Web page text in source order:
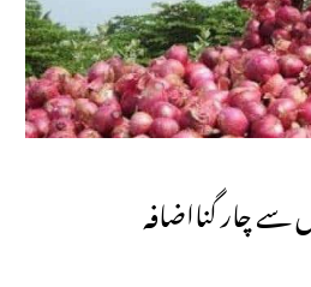
سے چار گنااضافہ